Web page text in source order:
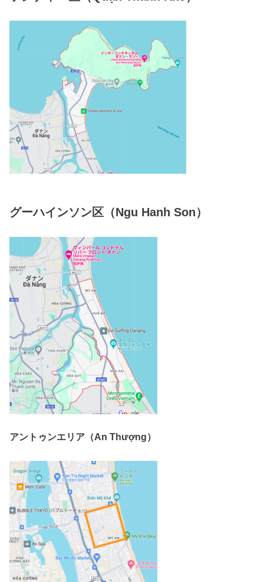
グーハインソン区（Ngu Hanh Son）
アントゥンエリア（An Thượng）